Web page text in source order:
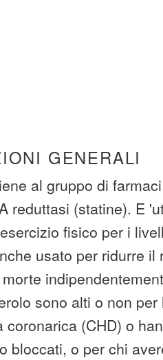
GENERALI
al gruppo di
reduttasi (statine). E
fisico per i
usato per ridurre
sono alti o non
coronarica (CHD) o
bloccati, o per chi